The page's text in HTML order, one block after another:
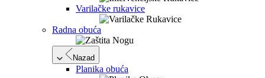
Varilačke rukavice
Radna obuća
Nazad
Planika obuća